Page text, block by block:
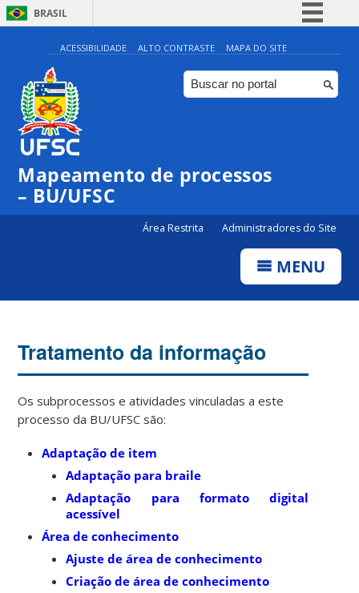
BRASIL
Simplifique!
Comunica BR
Participe
Canais
ACESSIBILIDADE ALTO CONTRASTE MAPA DO SITE
Mapeamento de processos
– BU/UFSC
Área Restrita Administradores do Site
MENU
Tratamento da informação
Os subprocessos e atividades vinculadas a este
processo da BU/UFSC são:
Adaptação de item
Adaptação para braile
Adaptação para formato digital
acessível
Área de conhecimento
Ajuste de área de conhecimento
Criação de área de conhecimento